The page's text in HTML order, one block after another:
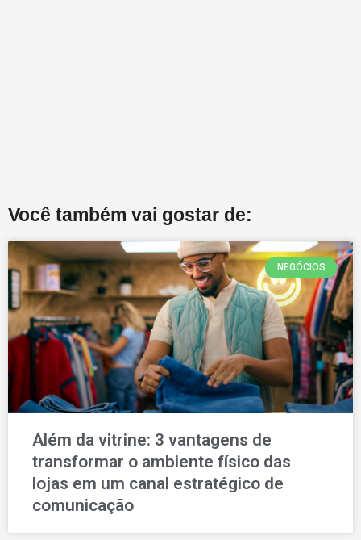
Você também vai gostar de:
NEGÓCIOS
Além da vitrine: 3 vantagens de
transformar o ambiente físico das
lojas em um canal estratégico de
comunicação